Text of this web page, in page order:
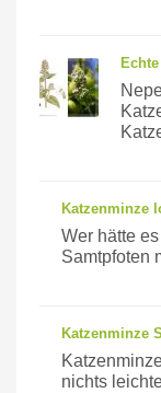
Katzenminze
Wer hätte
Samtpfoten
Katzenminze
nichts